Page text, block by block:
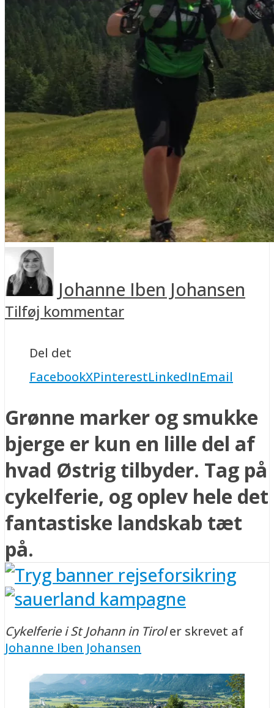
Johanne Iben Johansen
Tilføj kommentar
Del det
FacebookXPinterestLinkedInEmail
Grønne marker og smukke
bjerge er kun en lille del af
hvad Østrig tilbyder. Tag på
cykelferie, og oplev hele det
fantastiske landskab tæt
på.
Cykelferie i St Johann in Tiroler skrevet af
Johanne Iben Johansen